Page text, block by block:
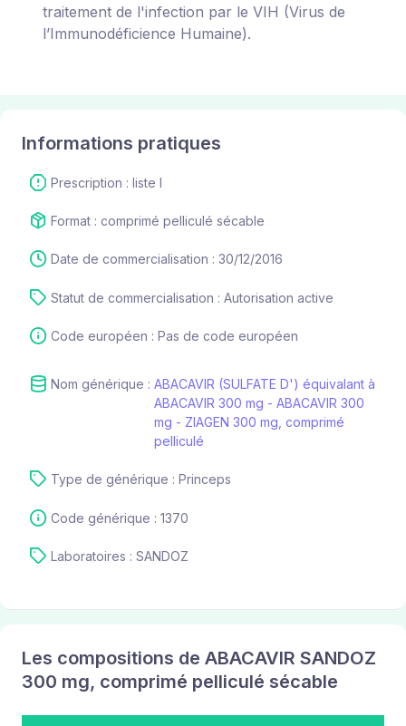
traitement de l'infection par le VIH (Virus de
l’Immunodéficience Humaine).
Informations pratiques
Prescription : liste I
Format : comprimé pelliculé sécable
Date de commercialisation : 30/12/2016
Statut de commercialisation : Autorisation active
Code européen : Pas de code européen
Nom générique : ABACAVIR (SULFATE D') équivalant à
ABACAVIR 300 mg - ABACAVIR 300
mg - ZIAGEN 300 mg, comprimé
pelliculé
Type de générique : Princeps
Code générique : 1370
Laboratoires : SANDOZ
Les compositions de ABACAVIR SANDOZ
300 mg, comprimé pelliculé sécable